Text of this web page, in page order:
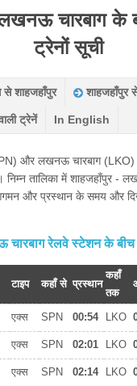
चारबाग के
ट्रेनों सूची
शाहजहाँपुर शाहजहाँपुर
ट्रेनें In English
और लखनऊ चारबाग (LKO)
तालिका में शाहजहाँपुर -
और प्रस्थान के समय और दिन
चारबाग रेलवे स्टेशन के
टाइप कहाँ से प्रस्थान
कहाँ
तक
एक्स SPN 00:54 LKO
एक्स SPN 02:01 LKO
एक्स SPN 02:14 LKO